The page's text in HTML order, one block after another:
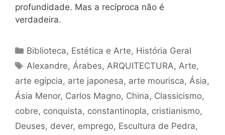
profundidade. Mas a recíproca não é
verdadeira.
Categorias
Biblioteca, Estética e Arte, História Geral
Tags
Alexandre, Árabes, ARQUITECTURA, Arte,
arte egípcia, arte japonesa, arte mourisca, Ásia,
Ásia Menor, Carlos Magno, China, Classicismo,
cobre, conquista, constantinopla, cristianismo,
Deuses, dever, emprego, Escultura de Pedra,